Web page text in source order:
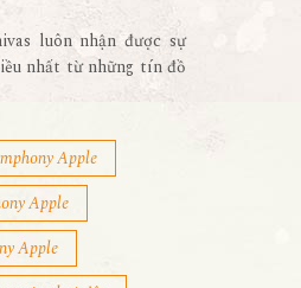
luôn nhận được sự
nhất từ những tín đồ
Apple
Apple
Apple